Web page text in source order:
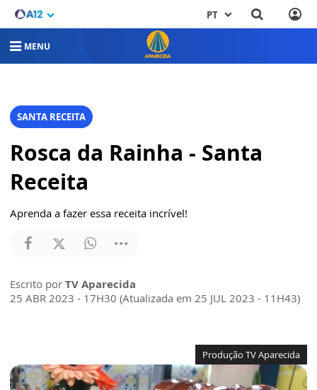
PT
MENU
SANTA RECEITA
Rosca da Rainha - Santa
Receita
Aprenda a fazer essa receita incrível!
Escrito por TV Aparecida
25 ABR 2023 - 17H30 (Atualizada em 25 JUL 2023 - 11H43)
Produção TV Aparecida